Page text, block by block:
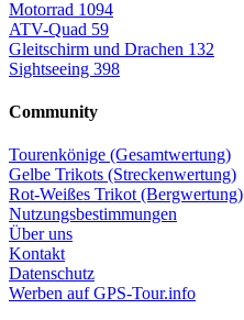
Motorrad 1094
ATV-Quad 59
Gleitschirm und Drachen 132
Sightseeing 398
Community
Tourenkönige (Gesamtwertung)
Gelbe Trikots (Streckenwertung)
Rot-Weißes Trikot (Bergwertung)
Nutzungsbestimmungen
Über uns
Kontakt
Datenschutz
Werben auf GPS-Tour.info